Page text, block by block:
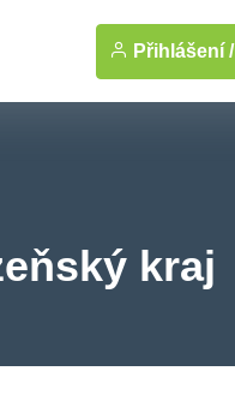
Přihlášení /
kraj